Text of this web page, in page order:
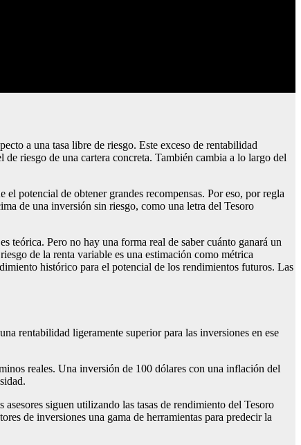
a una tasa libre de riesgo. Este exceso de rentabilidad
riesgo de una cartera concreta. También cambia a lo largo del
potencial de obtener grandes recompensas. Por eso, por regla
de una inversión sin riesgo, como una letra del Tesoro
teórica. Pero no hay una forma real de saber cuánto ganará un
de la renta variable es una estimación como métrica
histórico para el potencial de los rendimientos futuros. Las
rentabilidad ligeramente superior para las inversiones en ese
reales. Una inversión de 100 dólares con una inflación del
siguen utilizando las tasas de rendimiento del Tesoro
de inversiones una gama de herramientas para predecir la